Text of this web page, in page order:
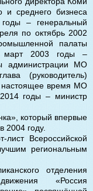
и среднего бизнеса
– генеральный
по октябрь 2002
палаты
март 2003 годы –
администрации МО
(руководитель)
настоящее время МО
годы – министр
который впервые
2004 году.
Всероссийской
региональным
отделения
«Россия